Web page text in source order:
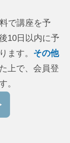
で講座を予
10日以内に予
ます。 その他
上で、会員登
。